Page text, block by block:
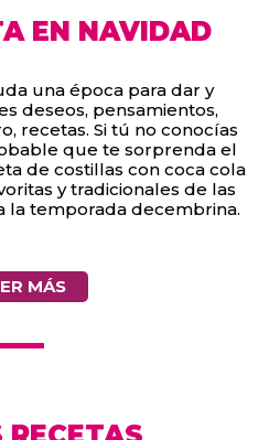
EN NAVIDAD
una época para dar y
deseos, pensamientos,
recetas. Si tú no conocías
que te sorprenda el
de costillas con coca cola
y tradicionales de las
la temporada decembrina.
MÁS